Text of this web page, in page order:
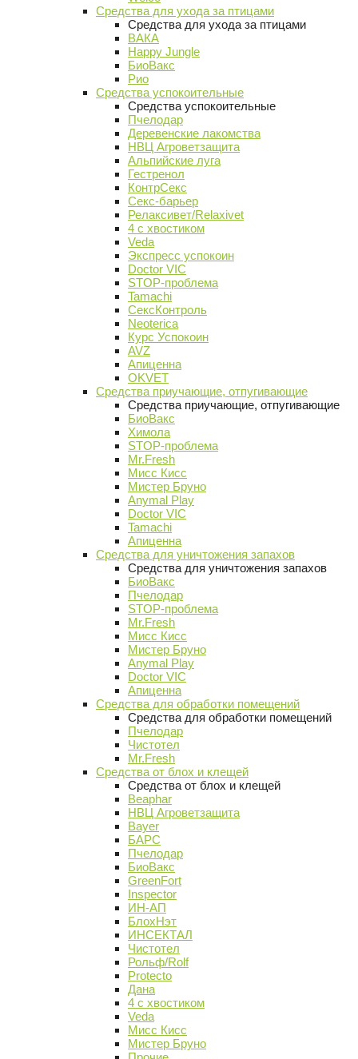
Средства для ухода за птицами
Средства для ухода за птицами
ВАКА
Happy Jungle
БиоВакс
Рио
Средства успокоительные
Средства успокоительные
Пчелодар
Деревенские лакомства
НВЦ Агроветзащита
Альпийские луга
Гестренол
КонтрСекс
Секс-барьер
Релаксивет/Relaxivet
4 с хвостиком
Veda
Экспресс успокоин
Doctor VIC
STOP-проблема
Tamachi
СексКонтроль
Neoterica
Курс Успокоин
AVZ
Апиценна
OKVET
Средства приучающие, отпугивающие
Средства приучающие, отпугивающие
БиоВакс
Химола
STOP-проблема
Mr.Fresh
Мисс Кисс
Мистер Бруно
Anymal Play
Doctor VIC
Tamachi
Апиценна
Средства для уничтожения запахов
Средства для уничтожения запахов
БиоВакс
Пчелодар
STOP-проблема
Mr.Fresh
Мисс Кисс
Мистер Бруно
Anymal Play
Doctor VIC
Апиценна
Средства для обработки помещений
Средства для обработки помещений
Пчелодар
Чистотел
Mr.Fresh
Средства от блох и клещей
Средства от блох и клещей
Beaphar
НВЦ Агроветзащита
Bayer
БАРС
Пчелодар
БиоВакс
GreenFort
Inspector
ИН-АП
БлохНэт
ИНСЕКТАЛ
Чистотел
Рольф/Rolf
Protecto
Дана
4 с хвостиком
Veda
Мисс Кисс
Мистер Бруно